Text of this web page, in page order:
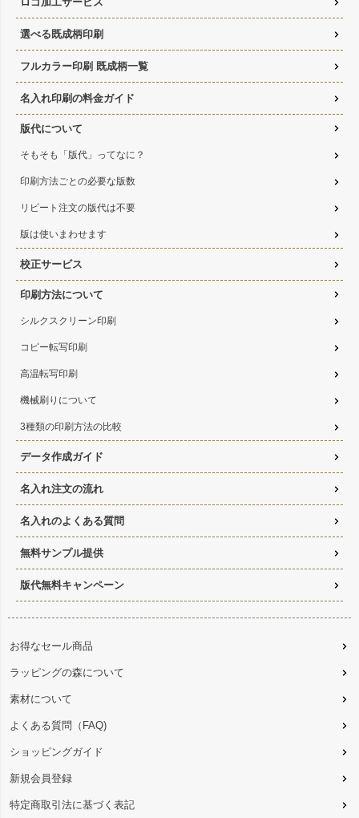
選べる既成柄印刷
フルカラー印刷 既成柄一覧
名入れ印刷の料金ガイド
版代について
そもそも「版代」ってなに？
印刷方法ごとの必要な版数
リピート注文の版代は不要
版は使いまわせます
校正サービス
印刷方法について
シルクスクリーン印刷
コピー転写印刷
高温転写印刷
機械刷りについて
3種類の印刷方法の比較
データ作成ガイド
名入れ注文の流れ
名入れのよくある質問
無料サンプル提供
版代無料キャンペーン
お得なセール商品
ラッピングの森について
素材について
よくある質問（FAQ)
ショッピングガイド
新規会員登録
特定商取引法に基づく表記